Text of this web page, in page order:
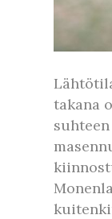
takana